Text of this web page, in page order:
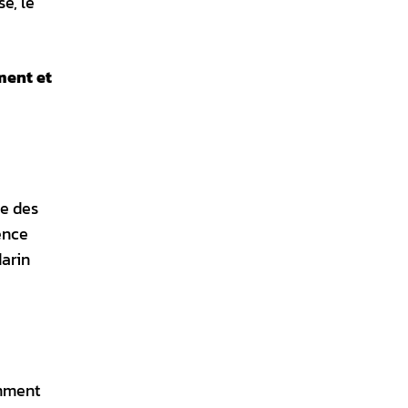
et
des